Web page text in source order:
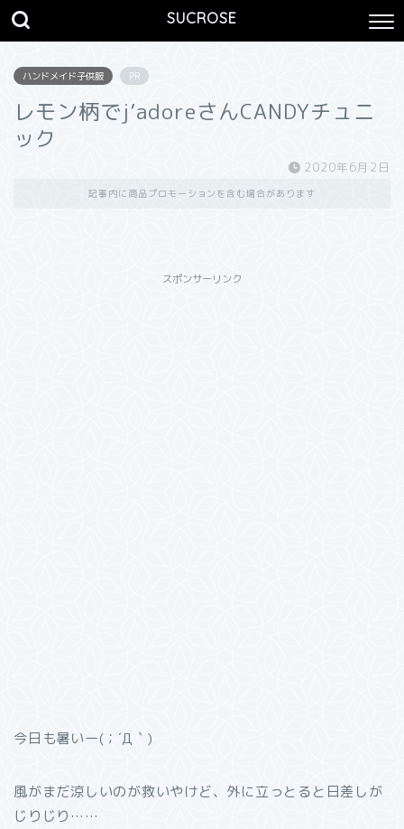
SUCROSE
ハンドメイド子供服 PR
レモン柄でj’adoreさんCANDYチュニ
ック
2020年6月2日
記事内に商品プロモーションを含む場合があります
スポンサーリンク
今日も暑いー(；´Д｀)
風がまだ涼しいのが救いやけど、外に立っとると日差しが
じりじり……